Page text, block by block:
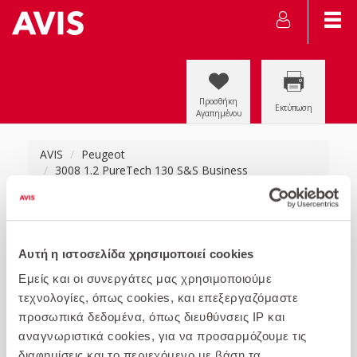
Αυτή η ιστοσελίδα χρησιμοποιεί cookies
Εμείς και οι συνεργάτες μας χρησιμοποιούμε
τεχνολογίες, όπως cookies, και επεξεργαζόμαστε
προσωπικά δεδομένα, όπως διευθύνσεις IP και
αναγνωριστικά cookies, για να προσαρμόζουμε τις
Προσθήκη
Αγαπημένου
Εκτύπωση
AVIS
Peugeot
3008 1.2 PureTech 130 S&S Business